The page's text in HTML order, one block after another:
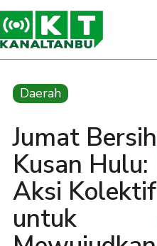
Daerah
Jumat Bersih
Kusan Hulu:
Aksi Kolektif
untuk